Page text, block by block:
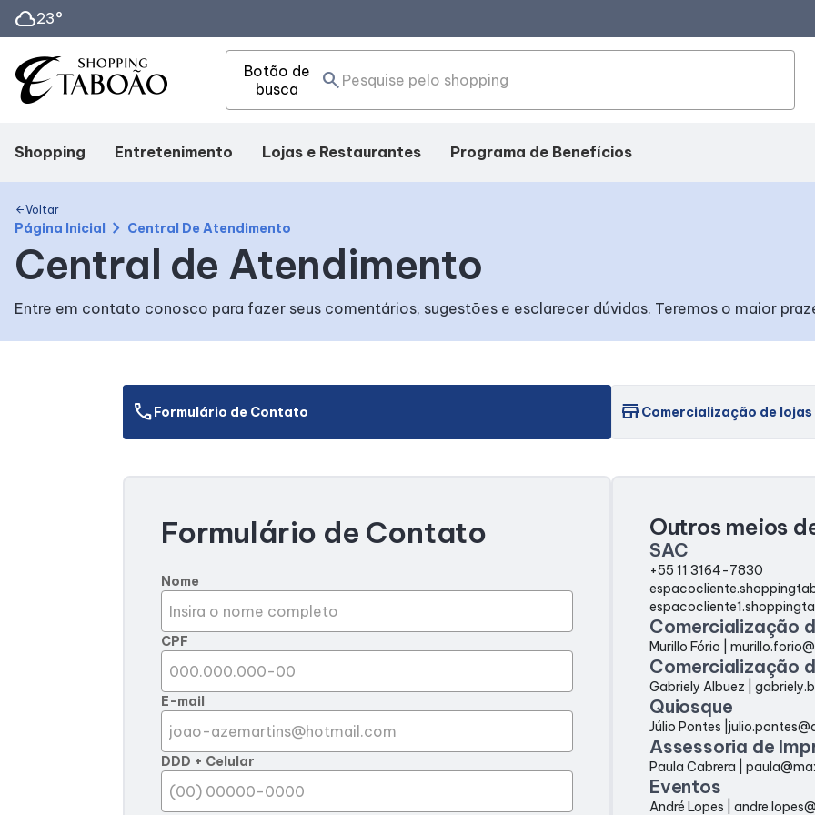
cloud23°
Botão de
busca
search
Shopping
Mapa interno
Facilidades
Como Chegar
Entretenimento
Eventos
Fique por Dentro
Lojas e Restaurantes
Alimentação
Delivery
Programa de Benefícios
arrow_backVoltar
Página Inicial chevron_right Central De Atendimento
Central de Atendimento
Entre em contato conosco para fazer seus comentários, sugestões e esclarecer dúvidas. Teremos o maior
callFormulário de Contato store Comercialização de lojas
Formulário de Contato
Nome
CPF
E-mail
DDD + Celular
Outros meios
SAC
+55 11 3164-7830
Comercialização
Murillo Fório |
Comercialização
Gabriely Albuez |
Quiosque
Júlio Pontes
Assessoria de
Paula Cabrera |
Eventos
André Lopes |